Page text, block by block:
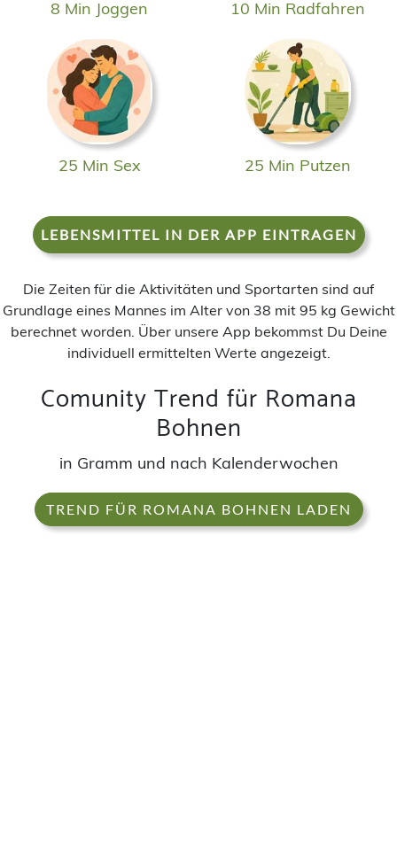
8 Min Joggen 10 Min Radfahren
25 Min Sex 25 Min Putzen
LEBENSMITTEL IN DER APP EINTRAGEN
Die Zeiten für die Aktivitäten und Sportarten sind auf
Grundlage eines Mannes im Alter von 38 mit 95 kg Gewicht
berechnet worden. Über unsere App bekommst Du Deine
individuell ermittelten Werte angezeigt.
Comunity Trend für Romana
Bohnen
in Gramm und nach Kalenderwochen
TREND FÜR ROMANA BOHNEN LADEN